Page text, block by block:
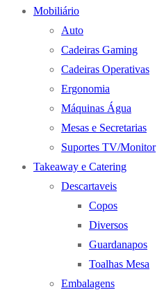
Mobiliário
Auto
Cadeiras Gaming
Cadeiras Operativas
Ergonomia
Máquinas Água
Mesas e Secretarias
Suportes TV/Monitor
Takeaway e Catering
Descartaveis
Copos
Diversos
Guardanapos
Toalhas Mesa
Embalagens